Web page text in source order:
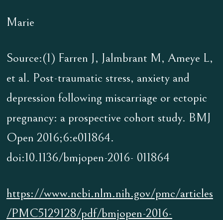
Marie
Source:(1) Farren J, Jalmbrant M, Ameye L,
et al. Post-traumatic stress, anxiety and
depression following miscarriage or ectopic
pregnancy: a prospective cohort study. BMJ
Open 2016;6:e011864.
doi:10.1136/bmjopen-2016- 011864
https://www.ncbi.nlm.nih.gov/pmc/articles
/PMC5129128/pdf/bmjopen-2016-